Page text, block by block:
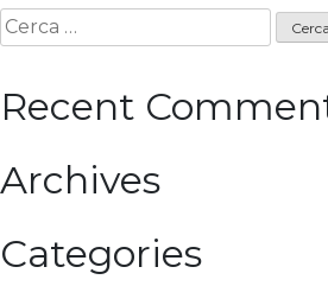
Ricerca
per:
Recent
Archives
Categories